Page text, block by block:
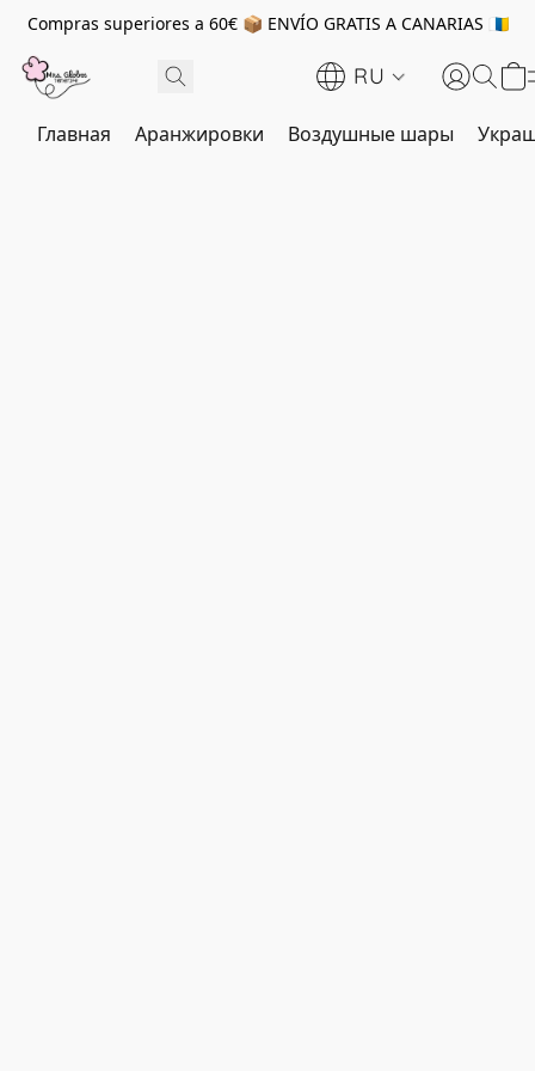
Compras superiores a 60€ 📦 ENVÍO GRATIS A CANARIAS 🇮🇨
RU
Главная Аранжировки Воздушные шары